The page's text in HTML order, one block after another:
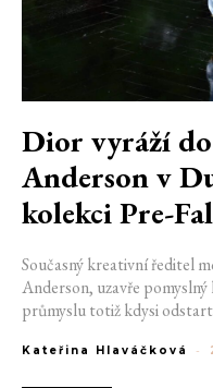
Dior vyráží
Anderson v
kolekci Pre-
Současný kreativní ředitel
Anderson, uzavře
průmyslu totiž kdysi
jedné z největších luxusních
Kateřina Hlaváčková -